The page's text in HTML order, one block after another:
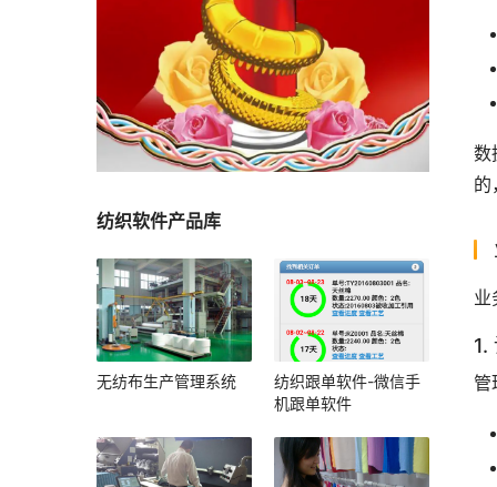
数
的
业
1.
管
纺织软件产品库
无纺布生产管理系统
纺织跟单软件-微信手
机跟单软件